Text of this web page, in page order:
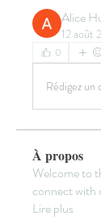
Alice
12 août
0
Rédigez un
À propos
Welcome to
connect with
Lire plus